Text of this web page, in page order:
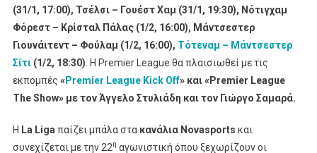
(31/1, 17:00), Τσέλσι – Γουέστ Χαμ (31/1, 19:30), Νότιγχαμ
Φόρεστ – Κρίσταλ Πάλας (1/2, 16:00), Μάντσεστερ
Γιουνάιτεντ – Φούλαμ (1/2, 16:00), Τότεναμ – Μάντσεστερ
Σίτι(1/2, 18:30) . Η Premier League θα πλαισιωθεί με τις
εκπομπές «Premier League Kick Off» και «Premier League
The Show» με τον Άγγελο Στυλιάδη και τον Γιώργο Σαμαρά.
Η La Liga παίζει μπάλα στα κανάλια Novasports και
συνεχίζεται με την 22η αγωνιστική όπου ξεχωρίζουν οι